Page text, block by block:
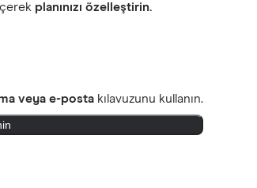
planınızı özelleştirin.
veya e-posta kılavuzunu kullanın.